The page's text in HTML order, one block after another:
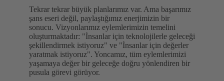
Tekrar tekrar büyük planlarımız var. Ama başarımız
şans eseri değil, paylaştığımız enerjimizin bir
sonucu. Vizyonlarımız eylemlerimizin temelini
oluşturmaktadır: "İnsanlar için teknolojilerle geleceği
şekillendirmek istiyoruz" ve "İnsanlar için değerler
yaratmak istiyoruz". Yoncamız, tüm eylemlerimizi
yaşamaya değer bir geleceğe doğru yönlendiren bir
pusula görevi görüyor.